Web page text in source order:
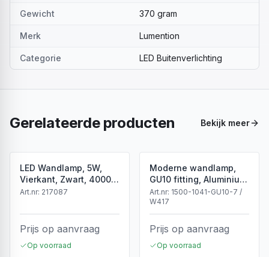
Gewicht 370 gram
Merk Lumention
Categorie LED Buitenverlichting
Gerelateerde producten Bekijk meer
LED Wandlamp, 5W,
Vierkant, Zwart, 4000K
Neutraal Wit
Art.nr: 217087
Prijs op aanvraag
Op voorraad
Moderne wandlamp,
GU10 fitting, Aluminium,
IP65, Corten
Art.nr: 1500-1041-GU10-7 /
W417
Prijs op aanvraag
Op voorraad